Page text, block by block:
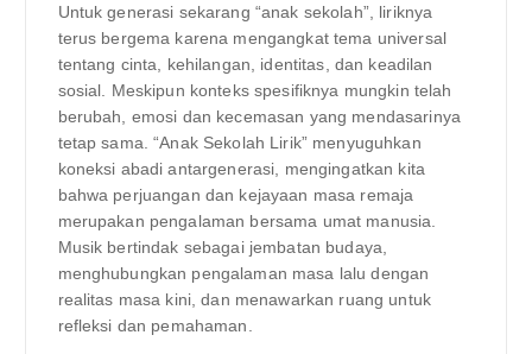
Untuk generasi sekarang “anak sekolah”, liriknya
terus bergema karena mengangkat tema universal
tentang cinta, kehilangan, identitas, dan keadilan
sosial. Meskipun konteks spesifiknya mungkin telah
berubah, emosi dan kecemasan yang mendasarinya
tetap sama. “Anak Sekolah Lirik” menyuguhkan
koneksi abadi antargenerasi, mengingatkan kita
bahwa perjuangan dan kejayaan masa remaja
merupakan pengalaman bersama umat manusia.
Musik bertindak sebagai jembatan budaya,
menghubungkan pengalaman masa lalu dengan
realitas masa kini, dan menawarkan ruang untuk
refleksi dan pemahaman.